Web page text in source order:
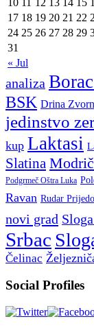
« Jul
17 18 19 20 21 22
24 25 26 27 28 29
31
analiza
BSK Drina
jedinstvo
kup Laktasi
Slatina
Podgrmeč Oštra Luka
Ravan Rudar
novi grad
Srbac
Čelinac
Social Profiles